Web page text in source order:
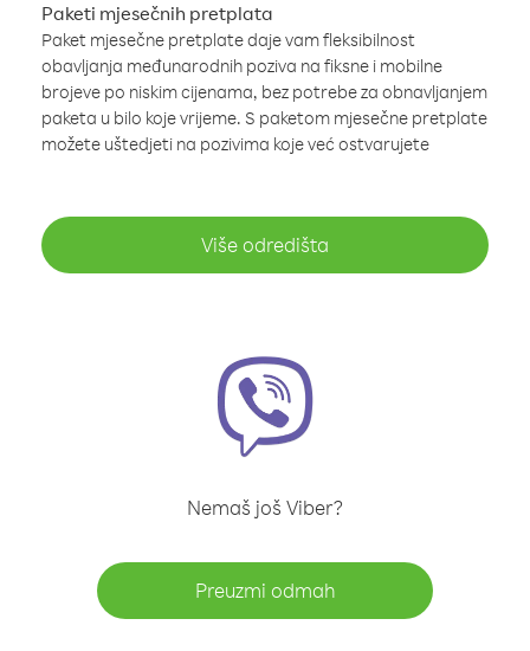
Paketi mjesečnih pretplata
Paket mjesečne pretplate daje vam fleksibilnost
obavljanja međunarodnih poziva na fiksne i mobilne
brojeve po niskim cijenama, bez potrebe za obnavljanjem
paketa u bilo koje vrijeme. S paketom mjesečne pretplate
možete uštedjeti na pozivima koje već ostvarujete
Više odredišta
Nemaš još Viber?
Preuzmi odmah